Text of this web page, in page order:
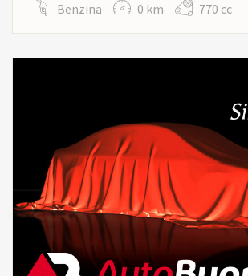
Benzina 0 km 770 cc